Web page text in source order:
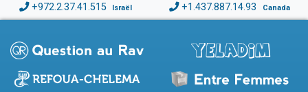
+972.2.37.41.515 Israël +1.437.887.14.93 Canada